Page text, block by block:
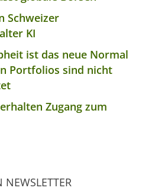
Schweizer
KI
ist das neue Normal
Portfolios sind nicht
Zugang zum
NEWSLETTER